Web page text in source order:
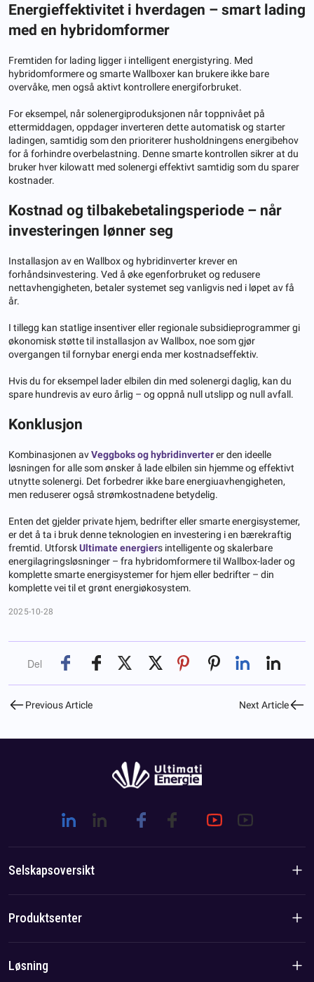
Energieffektivitet i hverdagen – smart lading
med en hybridomformer
Fremtiden for lading ligger i intelligent energistyring. Med
hybridomformere og smarte Wallboxer kan brukere ikke bare
overvåke, men også aktivt kontrollere energiforbruket.
For eksempel, når solenergiproduksjonen når toppnivået på
ettermiddagen, oppdager inverteren dette automatisk og starter
ladingen, samtidig som den prioriterer husholdningens energibehov
for å forhindre overbelastning. Denne smarte kontrollen sikrer at du
bruker hver kilowatt med solenergi effektivt samtidig som du sparer
kostnader.
Kostnad og tilbakebetalingsperiode – når
investeringen lønner seg
Installasjon av en Wallbox og hybridinverter krever en
forhåndsinvestering. Ved å øke egenforbruket og redusere
nettavhengigheten, betaler systemet seg vanligvis ned i løpet av få
år.
I tillegg kan statlige insentiver eller regionale subsidieprogrammer gi
økonomisk støtte til installasjon av Wallbox, noe som gjør
overgangen til fornybar energi enda mer kostnadseffektiv.
Hvis du for eksempel lader elbilen din med solenergi daglig, kan du
spare hundrevis av euro årlig – og oppnå null utslipp og null avfall.
Konklusjon
Kombinasjonen avVeggboks og hybridinverterer den ideelle
løsningen for alle som ønsker å lade elbilen sin hjemme og effektivt
utnytte solenergi. Det forbedrer ikke bare energiuavhengigheten,
men reduserer også strømkostnadene betydelig.
Enten det gjelder private hjem, bedrifter eller smarte energisystemer,
er det å ta i bruk denne teknologien en investering i en bærekraftig
fremtid. UtforskUltimate energiers intelligente og skalerbare
energilagringsløsninger – fra hybridomformere til Wallbox-lader og
komplette smarte energisystemer for hjem eller bedrifter – din
komplette vei til et grønt energiøkosystem.
2025-10-28
Del
Previous Article Next Article
Selskapsoversikt
Introduksjon til selskapet
Lag-/lokalfordel
Produktsenter
Boligprodukter
Løsning